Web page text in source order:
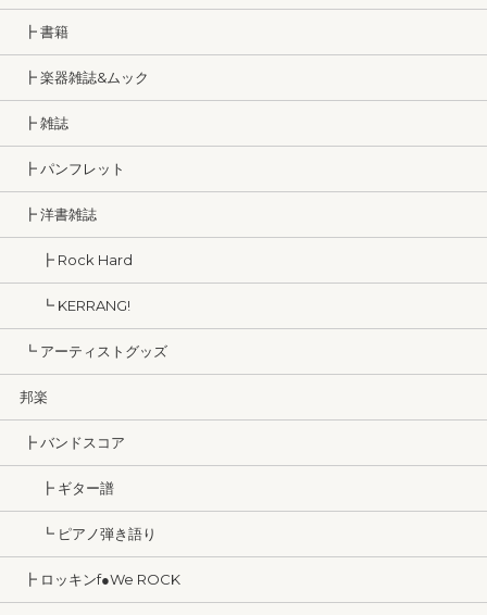
┣ 書籍
┣ 楽器雑誌&ムック
┣ 雑誌
┣ パンフレット
┣ 洋書雑誌
┣ Rock Hard
┗ KERRANG!
┗ アーティストグッズ
邦楽
┣ バンドスコア
┣ ギター譜
┗ ピアノ弾き語り
┣ ロッキンf●We ROCK